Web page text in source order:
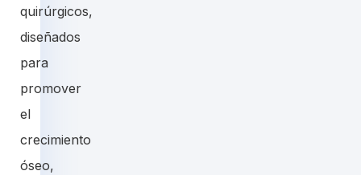
quirúrgicos,
diseñados
para
promover
el
crecimiento
óseo,